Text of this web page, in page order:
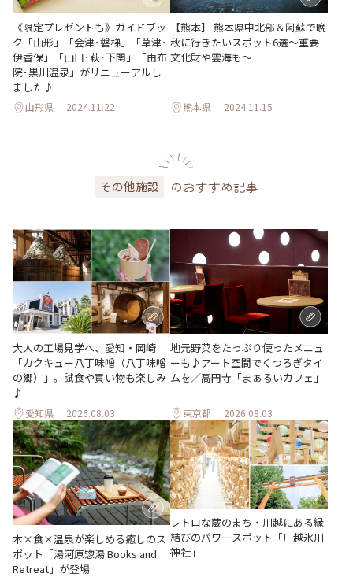
《限定プレゼントも》ガイドブッ
ク「山形」「会津･磐梯」「草津･
伊香保」「山口･萩･下関」「由布
院･黒川温泉」がリニューアルし
ました♪
山形県 2024.11.22
【熊本】 熊本県中北部＆阿蘇で晩
秋に行きたいスポット6選〜重要
文化財や雲海も〜
熊本県 2024.11.15
その他施設 のおすすめ記事
大人の工場見学へ、愛知・岡崎
「カクキュー八丁味噌（八丁味噌
の郷）」。試食や買い物も楽しみ
♪
愛知県 2026.08.03
地元野菜をたっぷり使ったメニュ
ーも♪アート空間でくつろぎタイ
ムを／高円寺「まぁるいカフェ」
東京都 2026.08.03
本×食×温泉が楽しめる癒しのス
ポット「湯河原惣湯 Books and
Retreat」が登場
レトロな蔵のまち・川越にある縁
結びのパワースポット「川越氷川
神社」